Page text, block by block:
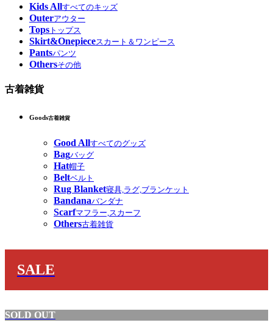
Kids Allすべてのキッズ
Outerアウター
Tops トップス
Skirt&Onepieceスカート＆ワンピース
Pantsパンツ
Othersその他
古着雑貨
Goods古着雑貨
Good Allすべてのグッズ
Bagバッグ
Hat帽子
Beltベルト
Rug Blanket寝具,ラグ,ブランケット
Bandanaバンダナ
Scarfマフラー,スカーフ
Others古着雑貨
SALE
SOLD OUT